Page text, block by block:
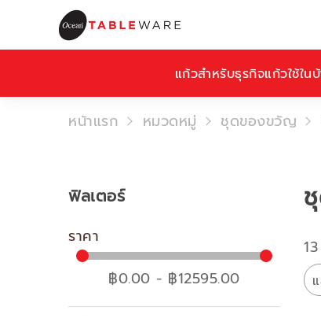
แก้วสำหรับธุรกิจแก้วใช้ใน
หน้าแรก หมวดหมู่ ชุดของขวัญ
ฟิลเตอร์
ราคา
฿0.00 - ฿12595.00